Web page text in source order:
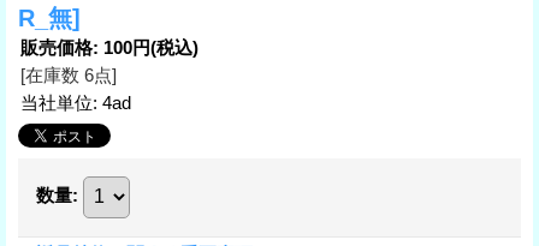
R_無]
販売価格: 100円(税込)
[在庫数 6点]
当社単位: 4ad
数量: